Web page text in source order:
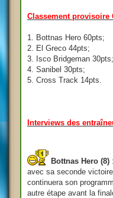
Classement provisoire
1. Bottnas Hero 60pts;
2. El Greco 44pts;
3. Isco Bridgeman 30pts;
4. Sanibel 30pts;
5. Cross Track 14pts.
Interviews des
Bottnas Hero (8)
avec sa seconde
continuera son
autre étape avant la